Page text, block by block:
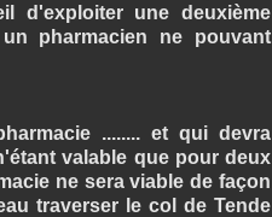
d'exploiter une deuxième
pharmacien ne pouvant
........ et qui devra
valable que pour deux
ne sera viable de façon
traverser le col de Tende